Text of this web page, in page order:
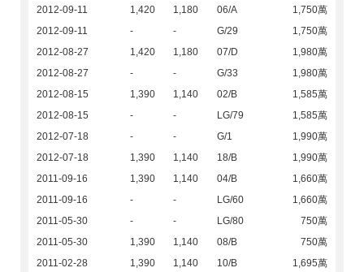
2012-09-11
1,420 1,180 06/A
1,750萬
2012-09-11
- - G/29
1,750萬
2012-08-27
1,420 1,180 07/D
1,980萬
2012-08-27
- - G/33
1,980萬
2012-08-15
1,390 1,140 02/B
1,585萬
2012-08-15
- - LG/79
1,585萬
2012-07-18
- - G/1
1,990萬
2012-07-18
1,390 1,140 18/B
1,990萬
2011-09-16
1,390 1,140 04/B
1,660萬
2011-09-16
- - LG/60
1,660萬
2011-05-30
- - LG/80
750萬
2011-05-30
1,390 1,140 08/B
750萬
2011-02-28
1,390 1,140 10/B
1,695萬